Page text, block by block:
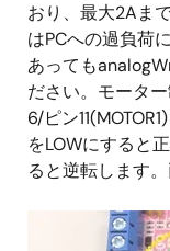
おり、最大2Aま
はPCへの過負荷
あっても
ださい。モータ
6/ピン
をLOWにすると
ると逆転します